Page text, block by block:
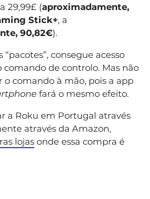
29,99£ (aproximadamente,
Stick+, a
90,82€).
consegue acesso
de controlo. Mas não
o comando à mão, pois a app
fará o mesmo efeito.
a Roku em Portugal através
através da Amazon,
lojas onde essa compra é